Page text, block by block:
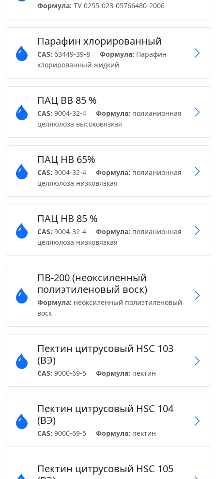
Формула: ТУ 0255-023-05766480-2006
Парафин хлорированный
CAS: 63449-39-8 Формула: Парафин
хлорированный жидкий
ПАЦ ВВ 85 %
CAS: 9004-32-4 Формула: полианионная
целлюлоза высоковязкая
ПАЦ НВ 65%
CAS: 9004-32-4 Формула: полианионная
целлюлоза низковязкая
ПАЦ НВ 85 %
CAS: 9004-32-4 Формула: полианионная
целлюлоза низковязкая
ПВ-200 (неоксиленный
полиэтиленовый воск)
Формула: неоксиленный полиэтиленовый
воск
Пектин цитрусовый HSC 103
(ВЭ)
CAS: 9000-69-5 Формула: пектин
Пектин цитрусовый HSC 104
(ВЭ)
CAS: 9000-69-5 Формула: пектин
Пектин цитрусовый HSC 105